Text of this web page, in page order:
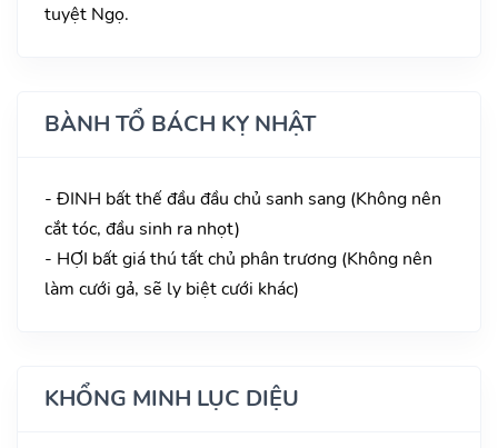
tuyệt Ngọ.
BÀNH TỔ BÁCH KỴ NHẬT
- ĐINH bất thế đầu đầu chủ sanh sang (Không nên
cắt tóc, đầu sinh ra nhọt)
- HỢI bất giá thú tất chủ phân trương (Không nên
làm cưới gả, sẽ ly biệt cưới khác)
KHỔNG MINH LỤC DIỆU